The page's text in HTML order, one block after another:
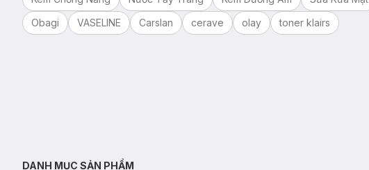
Obagi
VASELINE Carslan cerave olay toner klairs
DANH MỤC SẢN PHẨM